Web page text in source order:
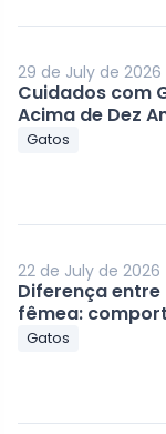
29 de July de 2026
Cuidados com
Acima de Dez
Gatos
22 de July de 2026
Diferença
fêmea:
Gatos